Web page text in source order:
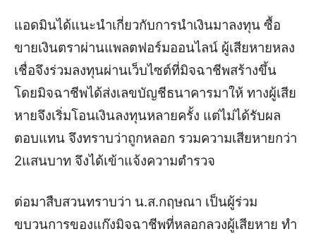
แอดมินได้แนะนำเกี่ยวกับการนำเงินมาลงทุน ซื้อ
ขายเงินตราผ่านแพลตฟอร์มออนไลน์ ผู้เสียหายหลง
เชื่อจึงร่วมลงทุนผ่านเว็บไซต์ที่มิจฉาชีพสร้างขึ้น
โดยมิจฉาชีพได้ส่งเลขบัญชีธนาคารมาให้ ทางผู้เสีย
หายจึงเริ่มโอนเงินลงทุนหลายครั้ง แต่ไม่ได้รับผล
ตอบแทน จึงทราบว่าถูกหลอก รวมความเสียหายกว่า
2แสนบาท จึงได้เข้าแจ้งความตำรวจ
ต่อมาสืบสวนทราบว่า น.ส.กฤษณา เป็นผู้ร่วม
ขบวนการของแก๊งมิจฉาชีพที่หลอกลวงผู้เสียหาย ทำ